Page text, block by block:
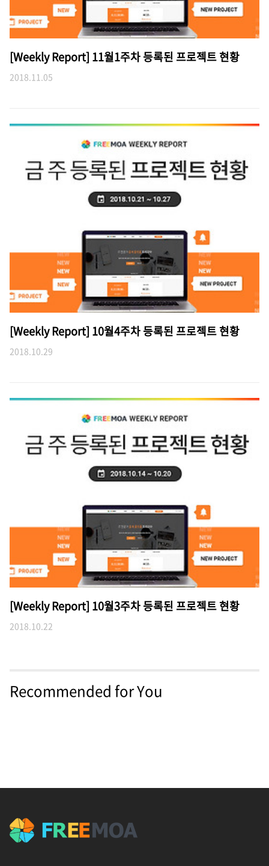
[Weekly Report] 11월1주차 등록된 프로젝트 현황
2018.11.05
[Weekly Report] 10월4주차 등록된 프로젝트 현황
2018.10.29
[Weekly Report] 10월3주차 등록된 프로젝트 현황
2018.10.22
Recommended for You